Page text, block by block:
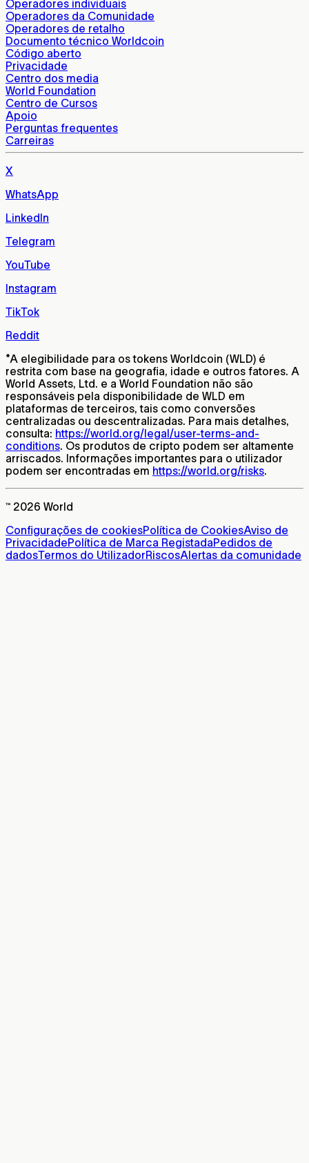
Operadores individuais
Operadores da Comunidade
Operadores de retalho
Documento técnico Worldcoin
Código aberto
Privacidade
Centro dos media
World Foundation
Centro de Cursos
Apoio
Perguntas frequentes
Carreiras
X
WhatsApp
LinkedIn
Telegram
YouTube
Instagram
TikTok
Reddit
*A elegibilidade para os tokens Worldcoin (WLD) é
restrita com base na geografia, idade e outros fatores. A
World Assets, Ltd. e a World Foundation não são
responsáveis pela disponibilidade de WLD em
plataformas de terceiros, tais como conversões
centralizadas ou descentralizadas. Para mais detalhes,
consulta: https://world.org/legal/user-terms-and-
conditions. Os produtos de cripto podem ser altamente
arriscados. Informações importantes para o utilizador
podem ser encontradas em https://world.org/risks.
™ 2026 World
Configurações de cookiesPolítica de CookiesAviso de
PrivacidadePolítica de Marca RegistadaPedidos de
dadosTermos do UtilizadorRiscosAlertas da comunidade